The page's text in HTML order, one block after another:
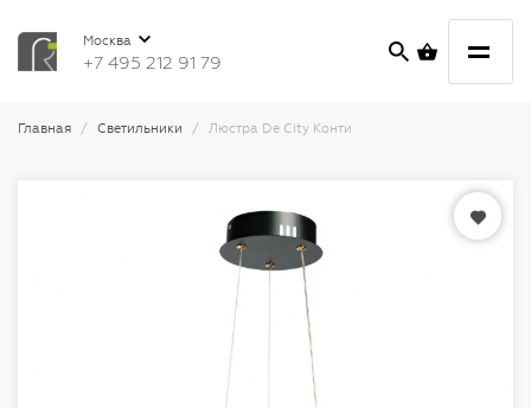
Москва
+7 495 212 91 79
Главная Светильники Люстра De City Конти